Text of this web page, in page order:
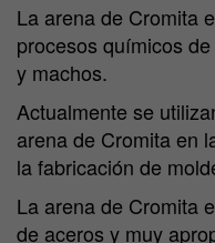
La arena de Cromita
procesos químicos
y machos.
Actualmente se
arena de Cromita en
la fabricación de
La arena de Cromita
de aceros y muy